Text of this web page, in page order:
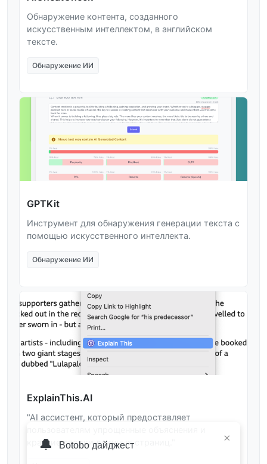
Обнаружение контента, созданного
искусственным интеллектом, в английском
тексте.
Обнаружение ИИ
GPTKit
Инструмент для обнаружения генерации текста с
помощью искусственного интеллекта.
Обнаружение ИИ
ExplainThis.AI
"AI ассистент, который предоставляет
краткие сводки длинных страниц."
×
🔔 Botobo дайджест